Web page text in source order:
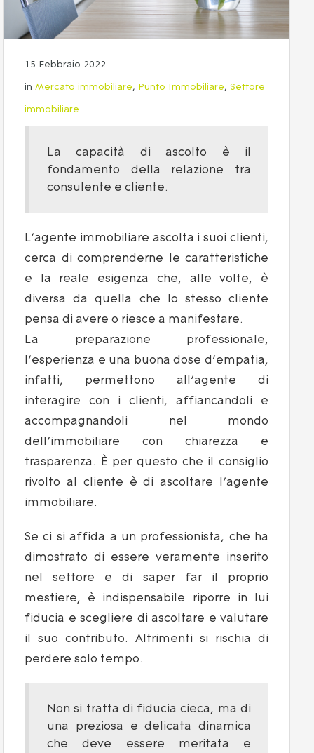
15 Febbraio 2022
in Mercato immobiliare, Punto Immobiliare, Settore
immobiliare
La capacità di ascolto è il
fondamento della relazione tra
consulente e cliente.
L’agente immobiliare ascolta i suoi clienti,
cerca di comprenderne le caratteristiche
e la reale esigenza che, alle volte, è
diversa da quella che lo stesso cliente
pensa di avere o riesce a manifestare.
La preparazione professionale,
l’esperienza e una buona dose d’empatia,
infatti, permettono all’agente di
interagire con i clienti, affiancandoli e
accompagnandoli nel mondo
dell’immobiliare con chiarezza e
trasparenza. È per questo che il consiglio
rivolto al cliente è di ascoltare l’agente
immobiliare.
Se ci si affida a un professionista, che ha
dimostrato di essere veramente inserito
nel settore e di saper far il proprio
mestiere, è indispensabile riporre in lui
fiducia e scegliere di ascoltare e valutare
il suo contributo. Altrimenti si rischia di
perdere solo tempo.
Non si tratta di fiducia cieca, ma di
una preziosa e delicata dinamica
che deve essere meritata e